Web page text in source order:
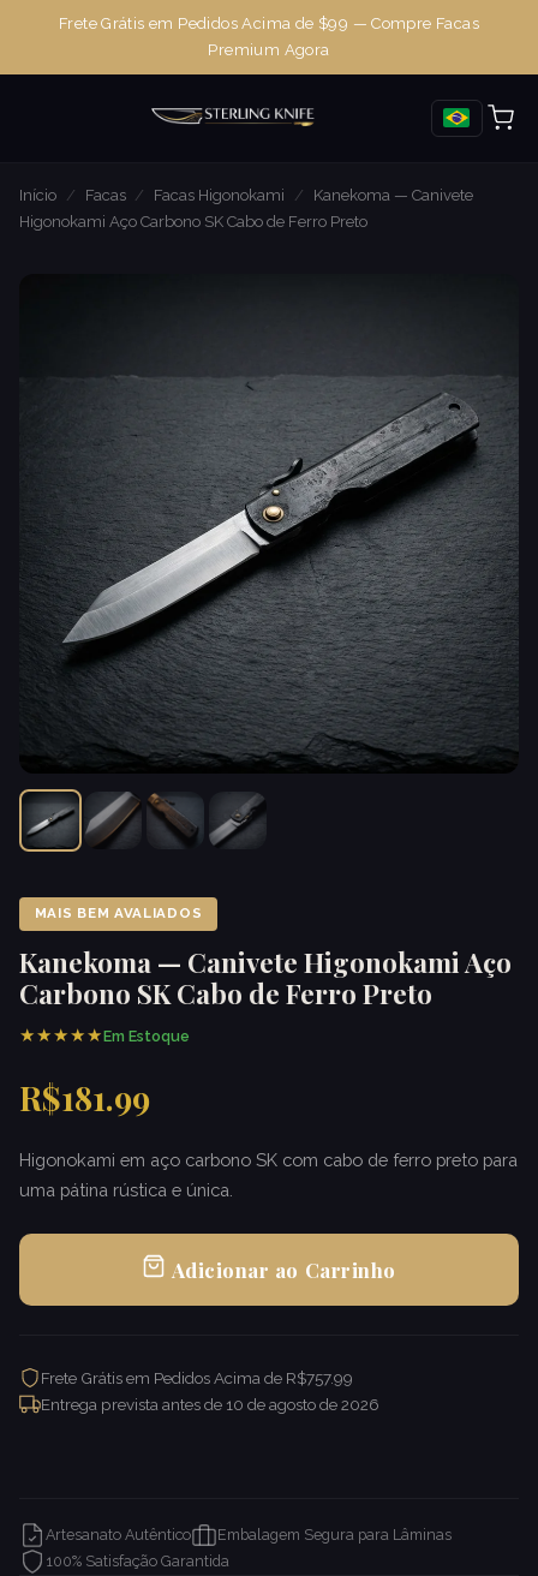
Frete Grátis em Pedidos Acima de $99 — Compre Facas
Premium Agora
Início / Facas / Facas Higonokami /
Kanekoma — Canivete
Higonokami Aço Carbono SK Cabo de Ferro Preto
MAIS BEM AVALIADOS
Kanekoma — Canivete Higonokami Aço
Carbono SK Cabo de Ferro Preto
★★★★★Em Estoque
R$181.99
Higonokami em aço carbono SK com cabo de ferro preto para
uma pátina rústica e única.
Adicionar ao Carrinho
Frete Grátis em Pedidos Acima de R$757.99
Entrega prevista antes de 10 de agosto de 2026
Artesanato Autêntico
Embalagem Segura para Lâminas
100% Satisfação Garantida